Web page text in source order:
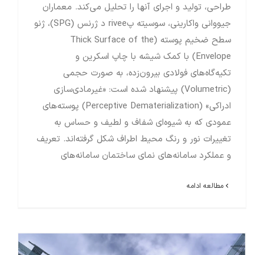
طراحی، تولید و اجرای آنها را تحلیل می‌کند. معماران
جیووانی واکارینی، سوسیته پrivee د ژرنس (SPG)، ژنو
سطح ضخیم پوسته (Thick Surface of the
Envelope) با کمک شیشه با چاپ اسکرین و
تکیه‌گاه‌های فولادی بیرون‌زده، به صورت حجمی
(Volumetric) پیشنهاد شده است: «غیرمادی‌سازی
ادراکی» (Perceptive Dematerialization) پوسته‌های
عمودی که به شیوه‌ای شفاف و لطیف و حساس به
تغییرات نور و رنگ محیط اطراف شکل گرفته‌اند. تعریف
و عملکرد سامانه‌های نمای ساختمان سامانه‌های
مطالعه ادامه